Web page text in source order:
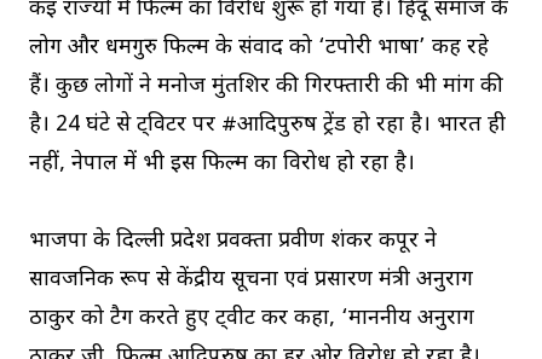
कई राज्यों में फिल्म का विरोध शुरू हो गया है। हिंदू समाज के
लोग और धर्मगुरु फिल्म के संवाद को ‘टपोरी भाषा’ कह रहे
हैं। कुछ लोगों ने मनोज मुंतशिर की गिरफ्तारी की भी मांग की
है। 24 घंटे से ट्विटर पर #आदिपुरुष ट्रेंड हो रहा है। भारत ही
नहीं, नेपाल में भी इस फिल्म का विरोध हो रहा है।
भाजपा के दिल्ली प्रदेश प्रवक्ता प्रवीण शंकर कपूर ने
सार्वजनिक रूप से केंद्रीय सूचना एवं प्रसारण मंत्री अनुराग
ठाकुर को टैग करते हुए ट्वीट कर कहा, ‘माननीय अनुराग